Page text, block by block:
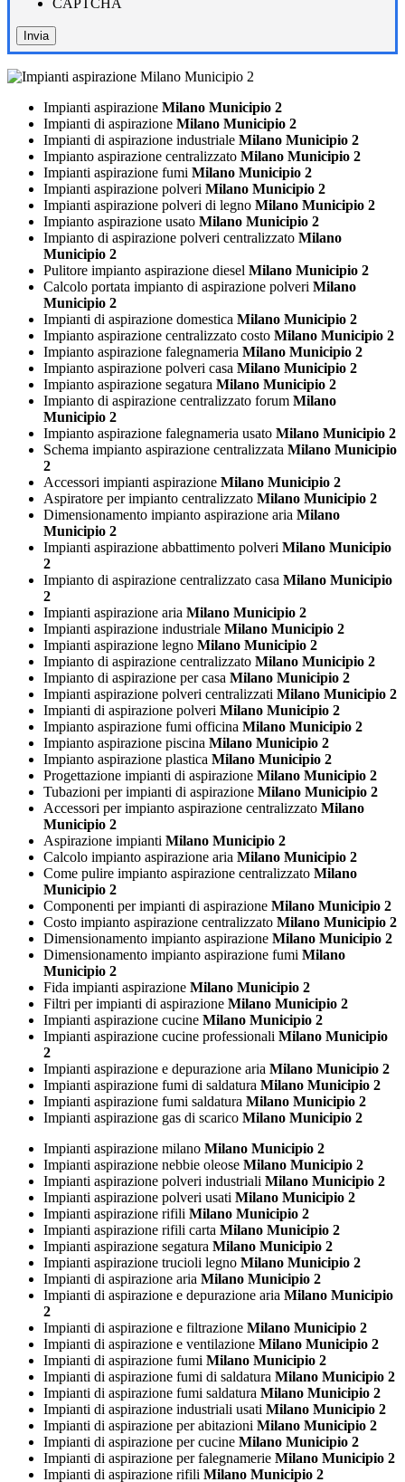
CAPTCHA
Impianti aspirazione Milano Municipio 2
Impianti di aspirazione Milano Municipio 2
Impianti di aspirazione industriale Milano Municipio 2
Impianto aspirazione centralizzato Milano Municipio 2
Impianti aspirazione fumi Milano Municipio 2
Impianti aspirazione polveri Milano Municipio 2
Impianti aspirazione polveri di legno Milano Municipio 2
Impianto aspirazione usato Milano Municipio 2
Impianto di aspirazione polveri centralizzato Milano
Municipio 2
Pulitore impianto aspirazione diesel Milano Municipio 2
Calcolo portata impianto di aspirazione polveri Milano
Municipio 2
Impianti di aspirazione domestica Milano Municipio 2
Impianto aspirazione centralizzato costo Milano Municipio 2
Impianto aspirazione falegnameria Milano Municipio 2
Impianto aspirazione polveri casa Milano Municipio 2
Impianto aspirazione segatura Milano Municipio 2
Impianto di aspirazione centralizzato forum Milano
Municipio 2
Impianto aspirazione falegnameria usato Milano Municipio 2
Schema impianto aspirazione centralizzata Milano Municipio
2
Accessori impianti aspirazione Milano Municipio 2
Aspiratore per impianto centralizzato Milano Municipio 2
Dimensionamento impianto aspirazione aria Milano
Municipio 2
Impianti aspirazione abbattimento polveri Milano Municipio
2
Impianto di aspirazione centralizzato casa Milano Municipio
2
Impianti aspirazione aria Milano Municipio 2
Impianti aspirazione industriale Milano Municipio 2
Impianti aspirazione legno Milano Municipio 2
Impianto di aspirazione centralizzato Milano Municipio 2
Impianto di aspirazione per casa Milano Municipio 2
Impianti aspirazione polveri centralizzati Milano Municipio 2
Impianti di aspirazione polveri Milano Municipio 2
Impianto aspirazione fumi officina Milano Municipio 2
Impianto aspirazione piscina Milano Municipio 2
Impianto aspirazione plastica Milano Municipio 2
Progettazione impianti di aspirazione Milano Municipio 2
Tubazioni per impianti di aspirazione Milano Municipio 2
Accessori per impianto aspirazione centralizzato Milano
Municipio 2
Aspirazione impianti Milano Municipio 2
Calcolo impianto aspirazione aria Milano Municipio 2
Come pulire impianto aspirazione centralizzato Milano
Municipio 2
Componenti per impianti di aspirazione Milano Municipio 2
Costo impianto aspirazione centralizzato Milano Municipio 2
Dimensionamento impianto aspirazione Milano Municipio 2
Dimensionamento impianto aspirazione fumi Milano
Municipio 2
Fida impianti aspirazione Milano Municipio 2
Filtri per impianti di aspirazione Milano Municipio 2
Impianti aspirazione cucine Milano Municipio 2
Impianti aspirazione cucine professionali Milano Municipio
2
Impianti aspirazione e depurazione aria Milano Municipio 2
Impianti aspirazione fumi di saldatura Milano Municipio 2
Impianti aspirazione fumi saldatura Milano Municipio 2
Impianti aspirazione gas di scarico Milano Municipio 2
Impianti aspirazione milano Milano Municipio 2
Impianti aspirazione nebbie oleose Milano Municipio 2
Impianti aspirazione polveri industriali Milano Municipio 2
Impianti aspirazione polveri usati Milano Municipio 2
Impianti aspirazione rifili Milano Municipio 2
Impianti aspirazione rifili carta Milano Municipio 2
Impianti aspirazione segatura Milano Municipio 2
Impianti aspirazione trucioli legno Milano Municipio 2
Impianti di aspirazione aria Milano Municipio 2
Impianti di aspirazione e depurazione aria Milano Municipio
2
Impianti di aspirazione e filtrazione Milano Municipio 2
Impianti di aspirazione e ventilazione Milano Municipio 2
Impianti di aspirazione fumi Milano Municipio 2
Impianti di aspirazione fumi di saldatura Milano Municipio 2
Impianti di aspirazione fumi saldatura Milano Municipio 2
Impianti di aspirazione industriali usati Milano Municipio 2
Impianti di aspirazione per abitazioni Milano Municipio 2
Impianti di aspirazione per cucine Milano Municipio 2
Impianti di aspirazione per falegnamerie Milano Municipio 2
Impianti di aspirazione rifili Milano Municipio 2